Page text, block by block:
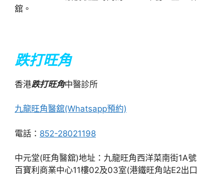
舘。
跌打旺角
香港跌打旺角中醫診所
九龍旺角醫舘(Whatsapp預約)
電話： 852-28021198
中元堂(旺角醫舘)地址：九龍旺角西洋菜南街1A號
百寶利商業中心11樓02及03室(港鐵旺角站E2出口